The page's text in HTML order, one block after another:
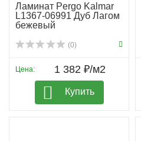
Ламинат Pergo Kalmar
L1367-06991 Дуб Лагом
бежевый
(0)
Цена: 1 382 ₽/м2
Купить